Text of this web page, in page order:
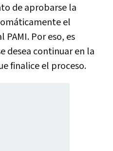
de aprobarse la
el
Por eso, es
desea continuar en la
finalice el proceso.